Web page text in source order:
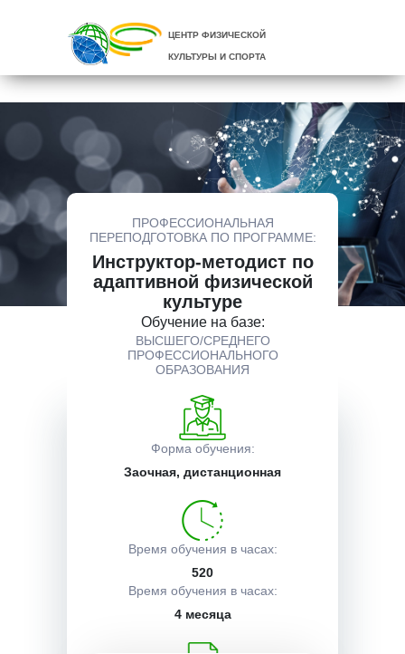
ЦЕНТР ФИЗИЧЕСКОЙ
КУЛЬТУРЫ И СПОРТА
ПРОФЕССИОНАЛЬНАЯ
ПЕРЕПОДГОТОВКА ПО ПРОГРАММЕ:
Инструктор-методист по
адаптивной физической
культуре
Обучение на базе:
ВЫСШЕГО/СРЕДНЕГО
ПРОФЕССИОНАЛЬНОГО
ОБРАЗОВАНИЯ
Форма обучения:
Заочная, дистанционная
Время обучения в часах:
520
Время обучения в часах:
4 месяца
Описание курса
Получаемые документы
Условия поступления